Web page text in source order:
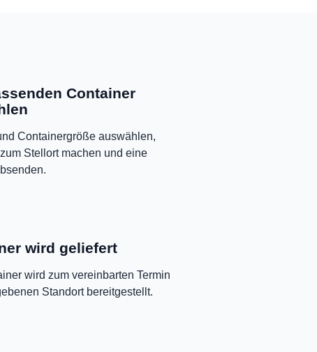
Container
Containergröße auswählen,
Stellort machen und eine
wird geliefert
wird zum vereinbarten Termin
Standort bereitgestellt.